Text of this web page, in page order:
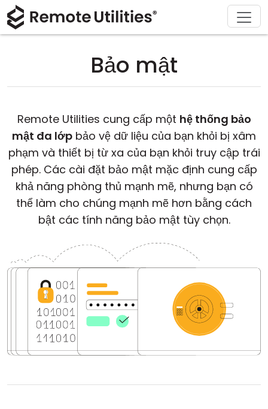
Bảo mật
Remote Utilities cung cấp một hệ thống bảo
mật đa lớp bảo vệ dữ liệu của bạn khỏi bị xâm
phạm và thiết bị từ xa của bạn khỏi truy cập trái
phép. Các cài đặt bảo mật mặc định cung cấp
khả năng phòng thủ mạnh mẽ, nhưng bạn có
thể làm cho chúng mạnh mẽ hơn bằng cách
bật các tính năng bảo mật tùy chọn.
Sản phẩm
Các ghi chú phát hành
Các chế độ kết nối
Truy cập không giám sát
Hỗ trợ Active Directory
Cấu hình MSI
Đám mây & Tại chỗ
Giải pháp
Sản xuất và Bán lẻ
Giáo dục và Chính phủ
Công nghệ thông tin
Tải xuống
iOS/Android
Mua
Trợ lý Giấy Phép
Hỗ trợ
Giới thiệu